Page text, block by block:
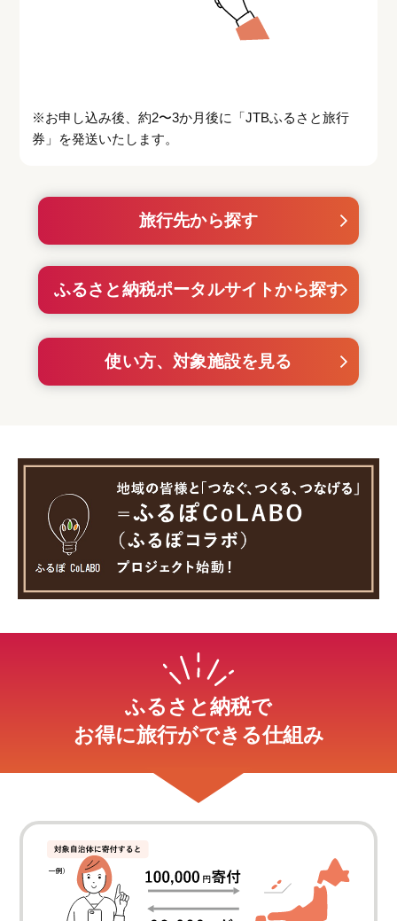
※お申し込み後、約2〜3か月後に「JTBふるさと旅行
券」を発送いたします。
旅行先から探す
ふるさと納税ポータルサイトから探す
使い方、対象施設を見る
ふるさと納税で
お得に旅行ができる仕組み